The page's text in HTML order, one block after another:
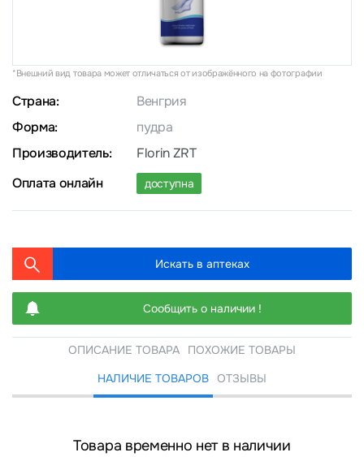
*Внешний вид товара может отличаться от изображённого на фотографии
Страна:
Венгрия
Форма:
пудра
Производитель:
Florin ZRT
Оплата онлайн
доступна
Искать в аптеках
Сообщить о наличии !
ОПИСАНИЕ ТОВАРА
ПОХОЖИЕ ТОВАРЫ
НАЛИЧИЕ ТОВАРОВ ОТЗЫВЫ
Товара временно нет в наличии